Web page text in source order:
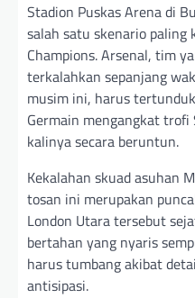
Stadion Puskas Arena di
salah satu skenario paling
Champions. Arsenal, tim
terkalahkan sepanjang
musim ini, harus
Germain mengangkat
kalinya secara beruntun.
Kekalahan skuad asuhan
tosan ini merupakan
London Utara tersebut
bertahan yang nyaris
harus tumbang akibat
antisipasi.